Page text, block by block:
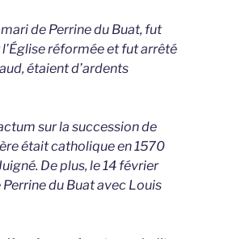
de Perrine du Buat, fut
réformée et fut arrêté
étaient d’ardents
sur la succession de
était catholique en 1570
De plus, le 14 février
du Buat avec Louis